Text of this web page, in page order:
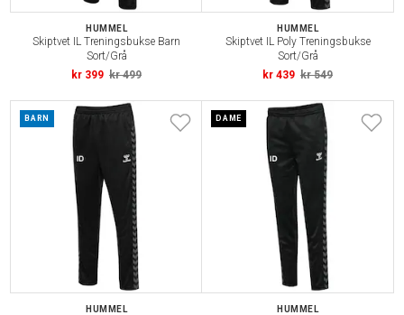
HUMMEL
Skiptvet IL Treningsbukse Barn
Sort/Grå
kr 399 kr 499
HUMMEL
Skiptvet IL Poly Treningsbukse
Sort/Grå
kr 439 kr 549
BARN
HUMMEL
DAME
HUMMEL